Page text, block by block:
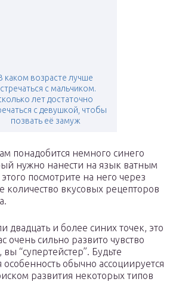
каком возрасте лучше
с мальчиком.
лет достаточно
с девушкой, чтобы
позвать её замуж
понадобится немного синего
нужно нанести на язык ватным
посмотрите на него через
количество вкусовых рецепторов
двадцать и более синих точек, это
очень сильно развито чувство
“супертейстер”. Будьте
особенность обычно ассоциируется
развития некоторых типов